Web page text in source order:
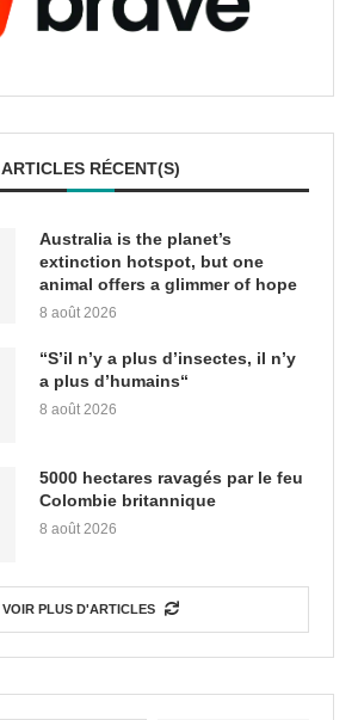
ARTICLES RÉCENT(S)
Australia is the planet’s
extinction hotspot, but one
animal offers a glimmer of hope
8 août 2026
“S’il n’y a plus d’insectes, il n’y
a plus d’humains“
8 août 2026
5000 hectares ravagés par le feu
Colombie britannique
8 août 2026
VOIR PLUS D'ARTICLES